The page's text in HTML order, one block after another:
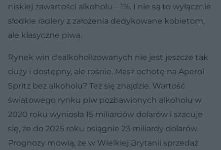
niskiej zawartości alkoholu – 1%. I nie są to wyłącznie
słodkie radlery z założenia dedykowane kobietom,
ale klasyczne piwa.
Rynek win dealkoholizowanych nie jest jeszcze tak
duży i dostępny, ale rośnie. Masz ochotę na Aperol
Spritz bez alkoholu? Też się znajdzie. Wartość
światowego rynku piw pozbawionych alkoholu w
2020 roku wyniosła 15 miliardów dolarów i szacuje
się, że do 2025 roku osiągnie 23 miliardy dolarów.
Prognozy mówią, że w Wielkiej Brytanii sprzedaż